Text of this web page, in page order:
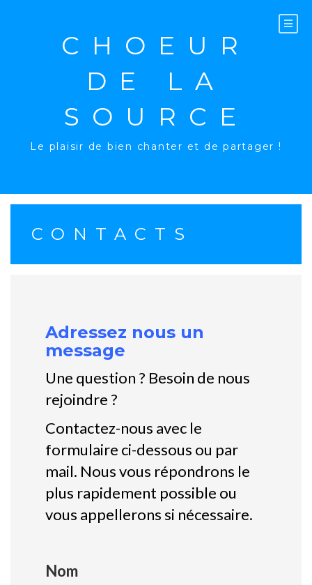
CHOEUR
DE LA
SOURCE
Le plaisir de bien chanter et de partager !
CONTACTS
Adressez nous un
message
Une question ? Besoin de nous
rejoindre ?
Contactez-nous avec le
formulaire ci-dessous ou par
mail. Nous vous répondrons le
plus rapidement possible ou
vous appellerons si nécessaire.
Nom